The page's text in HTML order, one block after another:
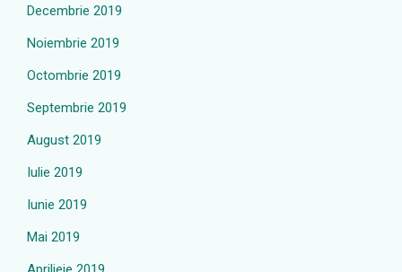
Decembrie 2019
Noiembrie 2019
Octombrie 2019
Septembrie 2019
August 2019
Iulie 2019
Iunie 2019
Mai 2019